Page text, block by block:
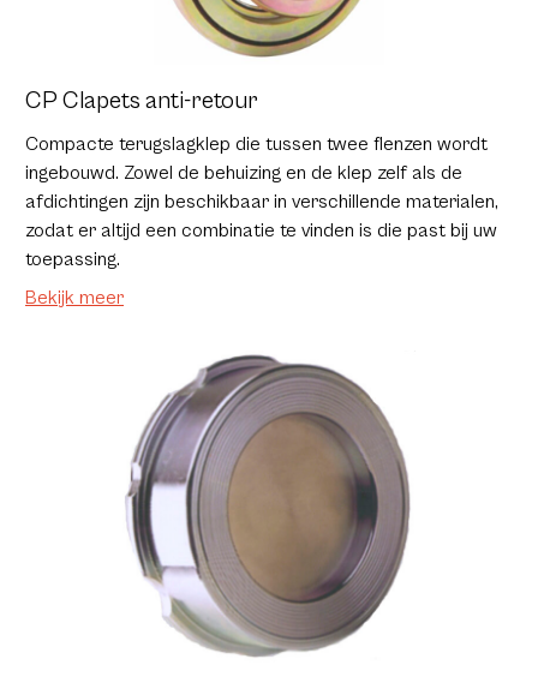
CP Clapets anti-retour
Compacte terugslagklep die tussen twee flenzen wordt
ingebouwd. Zowel de behuizing en de klep zelf als de
afdichtingen zijn beschikbaar in verschillende materialen,
zodat er altijd een combinatie te vinden is die past bij uw
toepassing.
Bekijk meer